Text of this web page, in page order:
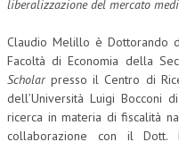
liberalizzazione del mercato
Claudio Melillo è Dottorando
Facoltà di Economia della
Scholarpresso il Centro di
dell’Università Luigi Bocconi
ricerca in materia di fiscalità
collaborazione con il Dott.